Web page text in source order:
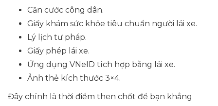
Căn cước công dân.
Giấy khám sức khỏe tiêu chuẩn người lái xe.
Lý lịch tư pháp.
Giấy phép lái xe.
Ứng dụng VNeID tích hợp bằng lái xe.
Ảnh thẻ kích thước 3×4.
Đây chính là thời điểm then chốt để bạn khẳng